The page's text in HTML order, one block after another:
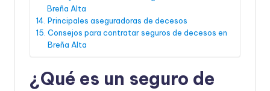
Breña Alta
Principales aseguradoras de decesos
Consejos para contratar seguros de decesos en
Breña Alta
¿Qué es un seguro de